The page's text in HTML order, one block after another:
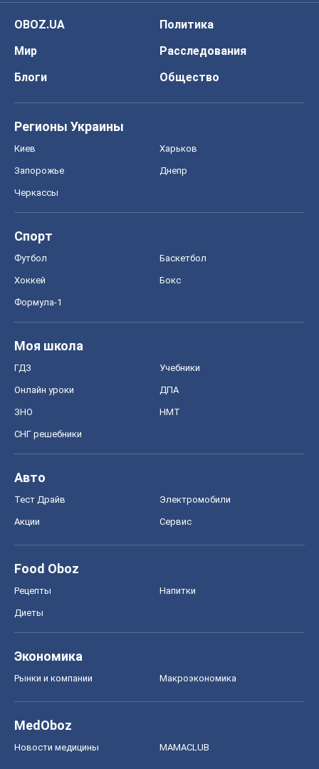
OBOZ.UA
Политика
Мир
Расследования
Блоги
Общество
Регионы Украины
Киев Харьков
Запорожье Днепр
Черкассы
Спорт
Футбол Баскетбол
Хоккей Бокс
Формула-1
Моя школа
ГДЗ Учебники
Онлайн уроки ДПА
ЗНО НМТ
СНГ решебники
Авто
Тест Драйв Электромобили
Акции Сервис
Food Oboz
Рецепты Напитки
Диеты
Экономика
Рынки и компании Mакроэкономика
MedOboz
Новости медицины MAMACLUB